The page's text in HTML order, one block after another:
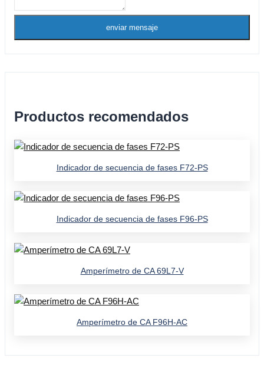
enviar mensaje
Productos recomendados
Indicador de secuencia de fases F72-PS
Indicador de secuencia de fases F96-PS
Amperímetro de CA 69L7-V
Amperímetro de CA F96H-AC